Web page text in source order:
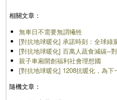
相關文章：
無車日不需要無謂犧牲
[對抗地球暖化] 承諾時刻：全球綠
[對抗地球暖化] 百萬人蔬食減碳─
親子車廂開創福利社會理想國
[對抗地球暖化] 1208抗暖化，為
隨機文章：